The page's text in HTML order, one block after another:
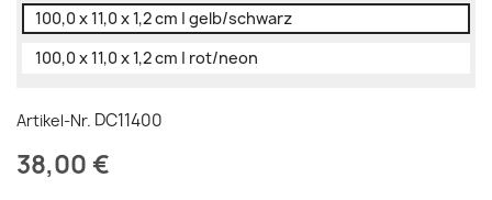
100,0 x 11,0 x 1,2 cm | gelb/schwarz
100,0 x 11,0 x 1,2 cm | rot/neon
Artikel-Nr. DC11400
38,00 €